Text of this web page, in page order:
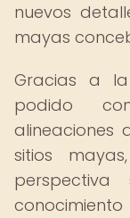
nuevos
mayas
Gracias a
podido
alineaciones
sitios